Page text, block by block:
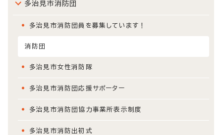
多治見市消防団
多治見市消防団員を募集しています！
消防団
多治見市女性消防隊
多治見市消防団応援サポーター
多治見市消防団協力事業所表示制度
多治見市消防出初式